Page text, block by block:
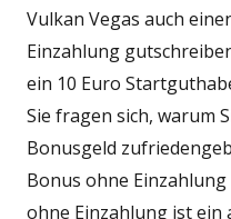
Vulkan Vegas auch
Einzahlung
ein 10 Euro
Sie fragen sich, warum
Bonusgeld
Bonus ohne
ohne Einzahlung ist